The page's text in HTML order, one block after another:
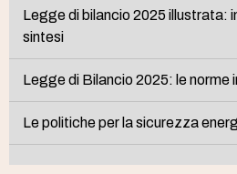
Legge di bilancio 2025 illustrata:
sintesi
Legge di Bilancio 2025: le norme
Le politiche per la sicurezza